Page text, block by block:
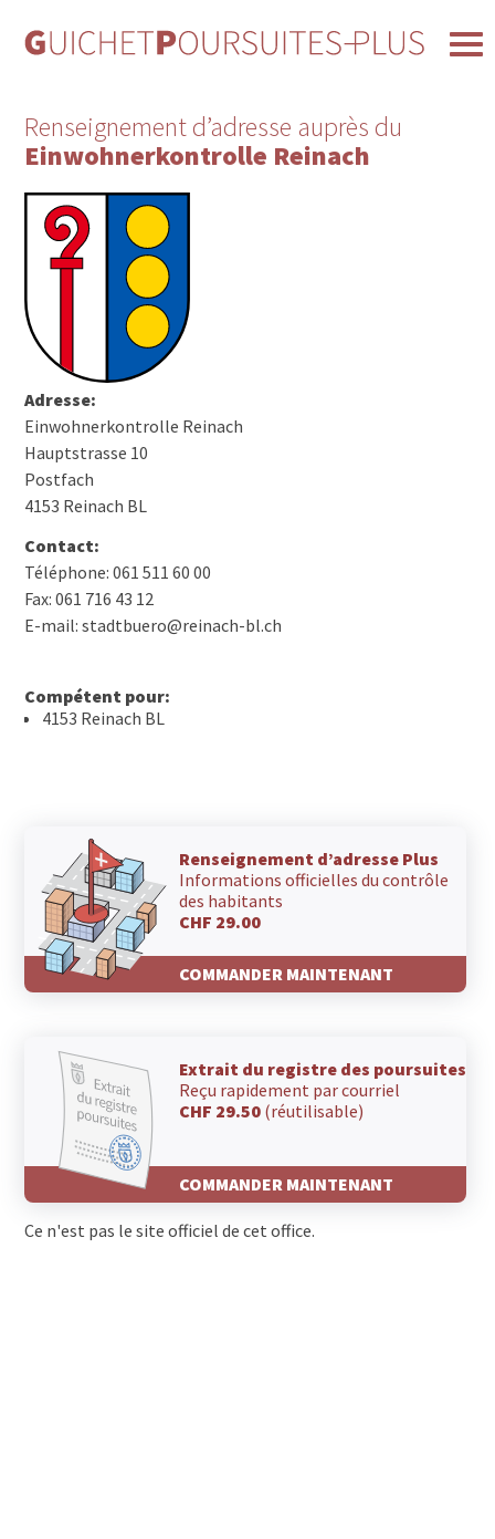
Renseignement d’adresse auprès du
Einwohnerkontrolle Reinach
Adresse:
Einwohnerkontrolle Reinach
Hauptstrasse 10
Postfach
4153 Reinach BL
Contact:
Téléphone: 061 511 60 00
Fax: 061 716 43 12
E-mail: stadtbuero@reinach-bl.ch
Compétent pour:
4153 Reinach BL
Renseignement d’adresse Plus
Informations officielles du contrôle
des habitants
CHF 29.00
COMMANDER MAINTENANT
Extrait du registre des poursuites
Reçu rapidement par courriel
CHF 29.50 (réutilisable)
COMMANDER MAINTENANT
Ce n'est pas le site officiel de cet office.